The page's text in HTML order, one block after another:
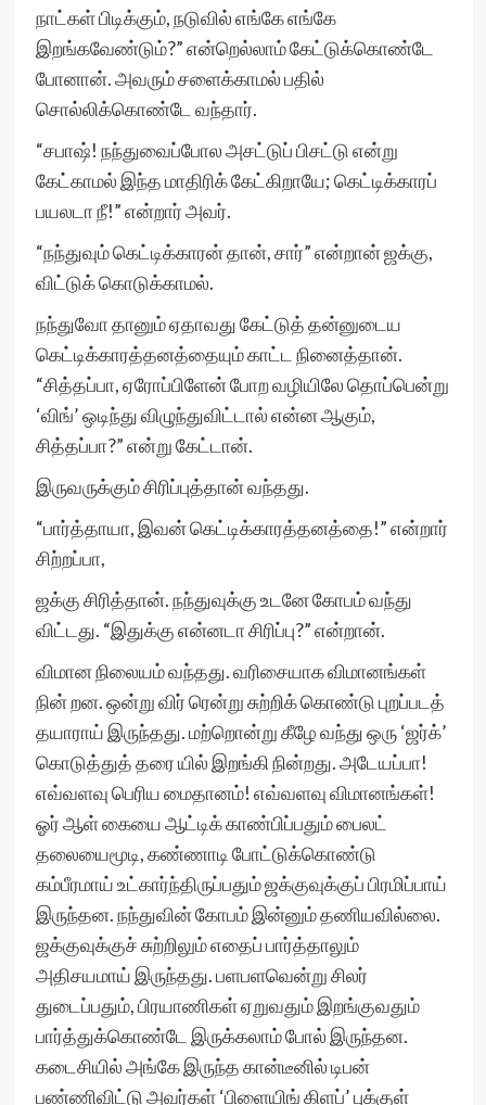
நாட்கள் பிடிக்கும், நடுவில் எங்கே எங்கே
இறங்கவேண்டும்?” என்றெல்லாம் கேட்டுக்கொண்டே
போனான். அவரும் சளைக்காமல் பதில்
சொல்லிக்கொண்டே வந்தார்.
“சபாஷ்! நந்துவைப்போல அசட்டுப் பிசட்டு என்று
கேட்காமல் இந்த மாதிரிக் கேட்கிறாயே; கெட்டிக்காரப்
பயலடா நீ!” என்றார் அவர்.
“நந்துவும் கெட்டிக்காரன் தான், சார்” என்றான் ஜக்கு,
விட்டுக் கொடுக்காமல்.
நந்துவோ தானும் ஏதாவது கேட்டுத் தன்னுடைய
கெட்டிக்காரத்தனத்தையும் காட்ட நினைத்தான்.
“சித்தப்பா, ஏரோப்பிளேன் போற வழியிலே தொப்பென்று
‘விங்’ ஒடிந்து விழுந்துவிட்டால் என்ன ஆகும்,
சித்தப்பா?” என்று கேட்டான்.
இருவருக்கும் சிரிப்புத்தான் வந்தது.
“பார்த்தாயா, இவன் கெட்டிக்காரத்தனத்தை!” என்றார்
சிற்றப்பா,
ஜக்கு சிரித்தான். நந்துவுக்கு உடனே கோபம் வந்து
விட்டது. “இதுக்கு என்னடா சிரிப்பு?” என்றான்.
விமான நிலையம் வந்தது. வரிசையாக விமானங்கள்
நின் றன. ஒன்று விர் ரென்று சுற்றிக் கொண்டு புறப்படத்
தயாராய் இருந்தது. மற்றொன்று கீழே வந்து ஒரு ‘ஜர்க்’
கொடுத்துத் தரை யில் இறங்கி நின்றது. அடேயப்பா!
எவ்வளவு பெரிய மைதானம்! எவ்வளவு விமானங்கள்!
ஓர் ஆள் கையை ஆட்டிக் காண்பிப்பதும் பைலட்
தலையைமூடி, கண்ணாடி போட்டுக்கொண்டு
கம்பீரமாய் உட்கார்ந்திருப்பதும் ஜக்குவுக்குப் பிரமிப்பாய்
இருந்தன. நந்துவின் கோபம் இன்னும் தணியவில்லை.
ஜக்குவுக்குச் சுற்றிலும் எதைப் பார்த்தாலும்
அதிசயமாய் இருந்தது. பளபளவென்று சிலர்
துடைப்பதும், பிரயாணிகள் ஏறுவதும் இறங்குவதும்
பார்த்துக்கொண்டே இருக்கலாம் போல் இருந்தன.
கடைசியில் அங்கே இருந்த கான்டீனில் டிபன்
பண்ணிவிட்டு அவர்கள் ‘பிளையிங் கிளப்’ புக்குள்